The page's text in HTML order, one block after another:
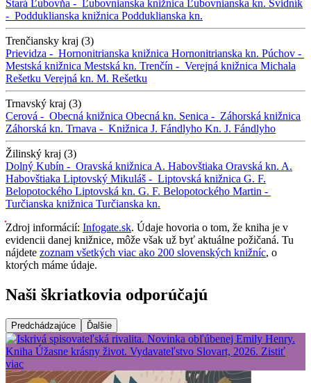
Stará Ľubovňa - Ľubovnianska knižnica Ľubovnianska kn. Svidník
- Podduklianska knižnica Podduklianska kn.
Trenčiansky kraj (3)
Prievidza - Hornonitrianska knižnica Hornonitrianska kn. Púchov -
Mestská knižnica Mestská kn. Trenčín - Verejná knižnica Michala
Rešetku Verejná kn. M. Rešetku
Trnavský kraj (3)
Cerová - Obecná knižnica Obecná kn. Senica - Záhorská knižnica
Záhorská kn. Trnava - Knižnica J. Fándlyho Kn. J. Fándlyho
Žilinský kraj (3)
Dolný Kubín - Oravská knižnica A. Habovštiaka Oravská kn. A.
Habovštiaka Liptovský Mikuláš - Liptovská knižnica G. F.
Belopotockého Liptovská kn. G. F. Belopotockého Martin -
Turčianska knižnica Turčianska kn.
Zdroj informácií: Infogate.sk. Údaje hovoria o tom, že kniha je v
evidencii danej knižnice, môže však už byť aktuálne požičaná. Tu
nájdete zoznam všetkých viac ako 200 slovenských knižníc, o
ktorých máme údaje.
Naši škriatkovia odporúčajú
Predchádzajúce Ďalšie